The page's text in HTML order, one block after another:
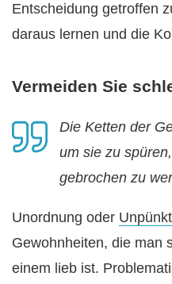
Entscheidung getroffen
daraus lernen und die
Vermeiden Sie
Die Ketten der
um sie zu
gebrochen zu
Unordnung oder
Gewohnheiten, die man
einem lieb ist.